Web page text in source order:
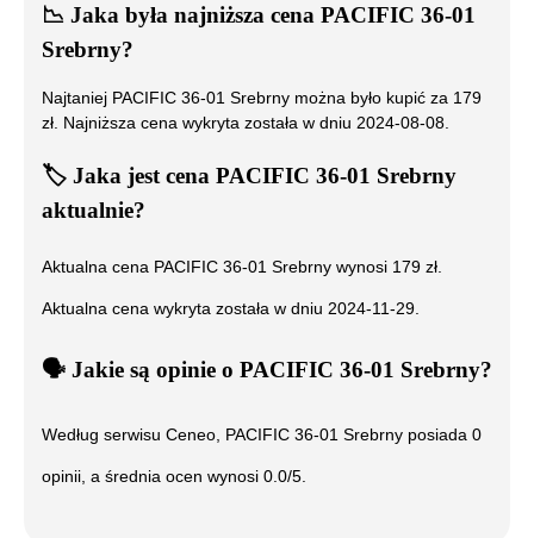
📉 Jaka była najniższa cena PACIFIC 36-01
Srebrny?
Najtaniej PACIFIC 36-01 Srebrny można było kupić za 179
zł. Najniższa cena wykryta została w dniu 2024-08-08
🏷️ Jaka jest cena PACIFIC 36-01 Srebrny
aktualnie?
Aktualna cena PACIFIC 36-01 Srebrny wynosi 179 zł.
Aktualna cena wykryta została w dniu 2024-11-29
🗣️ ️ Jakie są opinie o PACIFIC 36-01 Srebrny?
Według serwisu Ceneo, PACIFIC 36-01 Srebrny posiada 0
opinii, a średnia ocen wynosi 0.0/5.